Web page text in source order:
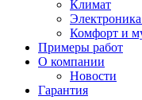
Климат
Комфорт и
Примеры работ
О компании
Новости
Гарантия